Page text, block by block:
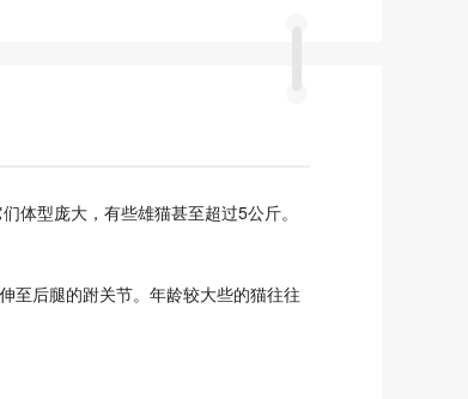
型庞大，有些雄猫甚至超过5公斤。
至后腿的跗关节。年龄较大些的猫往往